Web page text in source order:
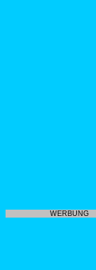
WERBUNG